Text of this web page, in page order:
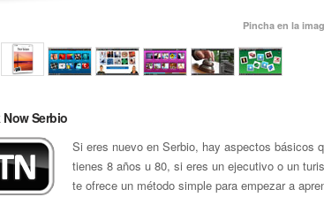
Pincha en la
Now Serbio
Si eres nuevo en Serbio, hay aspectos básicos
tienes 8 años u 80, si eres un ejecutivo o un
te ofrece un método simple para empezar a